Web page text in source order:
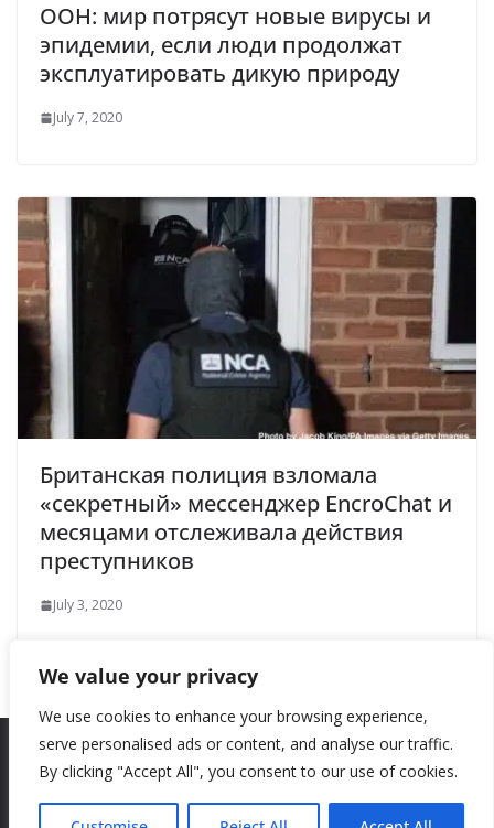
We value your privacy
We use cookies to enhance your browsing experience,
serve personalised ads or content, and analyse our traffic.
By clicking "Accept All", you consent to our use of cookies.
ООН: мир потрясут новые вирусы и
эпидемии, если люди продолжат
эксплуатировать дикую природу
July 7, 2020
Британская полиция взломала
«секретный» мессенджер EncroChat и
месяцами отслеживала действия
преступников
July 3, 2020
Theme:ColorMag by ThemeGrill. Powered byWordPress